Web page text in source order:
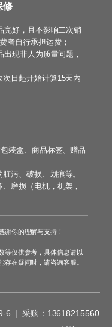
修
完好，且不影响二次销
者自行承担运费；
现非人为质量问题，
日起开始计算15天内
装盒、商品标签、赠品
污、破损、划痕等。
磨损（电机，机架，
谢你的理解与支持！
等仅供参考，具体信息请以
在疑问时，请咨询客服。
6 | 采购： 13618215560